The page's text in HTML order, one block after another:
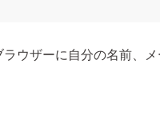
ウザーに自分の名前、